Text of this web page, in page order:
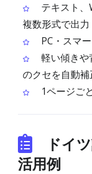
テキスト
複数形式で出力
PC・スマ
軽い傾き
のクセを自動補
1ページご
ドイ
活用例